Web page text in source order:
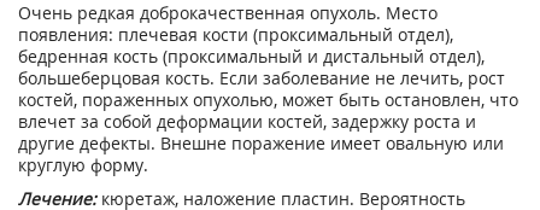
Очень редкая доброкачественная опухоль. Место
появления: плечевая кости (проксимальный отдел),
бедренная кость (проксимальный и дистальный отдел),
большеберцовая кость. Если заболевание не лечить, рост
костей, пораженных опухолью, может быть остановлен, что
влечет за собой деформации костей, задержку роста и
другие дефекты. Внешне поражение имеет овальную или
круглую форму.
Лечение:кюретаж, наложение пластин. Вероятность